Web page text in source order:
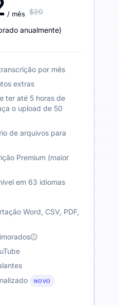
/ mês $20
anualmente)
por mês
extras
ter até 5 horas de
o upload de 50
de arquivos para
Premium (maior
em 63 idiomas
Word, CSV, PDF,
NOVO